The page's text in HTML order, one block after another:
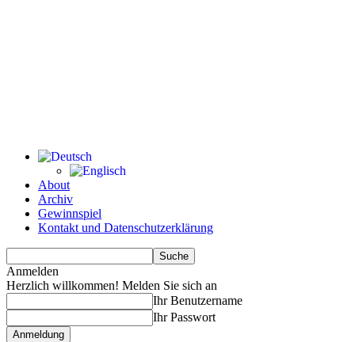
About
Archiv
Gewinnspiel
Kontakt und Datenschutzerklärung
Anmelden
Herzlich willkommen! Melden Sie sich an
Ihr Benutzername
Ihr Passwort